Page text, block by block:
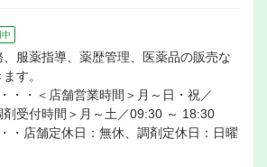
服薬指導、薬歴管理、医薬品の販売な
す。
・・＜店舗営業時間＞月～日・祝／
受付時間＞月～土／09:30 ～ 18:30
・店舗定休日：無休、調剤定休日：日曜